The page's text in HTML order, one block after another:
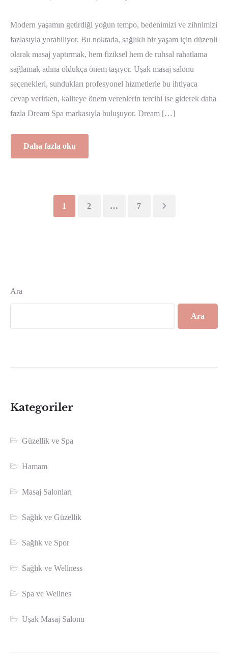
Modern yaşamın getirdiği yoğun tempo, bedenimizi ve zihnimizi
fazlasıyla yorabiliyor. Bu noktada, sağlıklı bir yaşam için düzenli
olarak masaj yaptırmak, hem fiziksel hem de ruhsal rahatlama
sağlamak adına oldukça önem taşıyor. Uşak masaj salonu
seçenekleri, sundukları profesyonel hizmetlerle bu ihtiyaca
cevap verirken, kaliteye önem verenlerin tercihi ise giderek daha
fazla Dream Spa markasıyla buluşuyor. Dream […]
Daha fazla oku
1 2 … 7
Ara
Ara
Kategoriler
Güzellik ve Spa
Hamam
Masaj Salonları
Sağlık ve Güzellik
Sağlık ve Spor
Sağlık ve Wellness
Spa ve Wellnes
Uşak Masaj Salonu